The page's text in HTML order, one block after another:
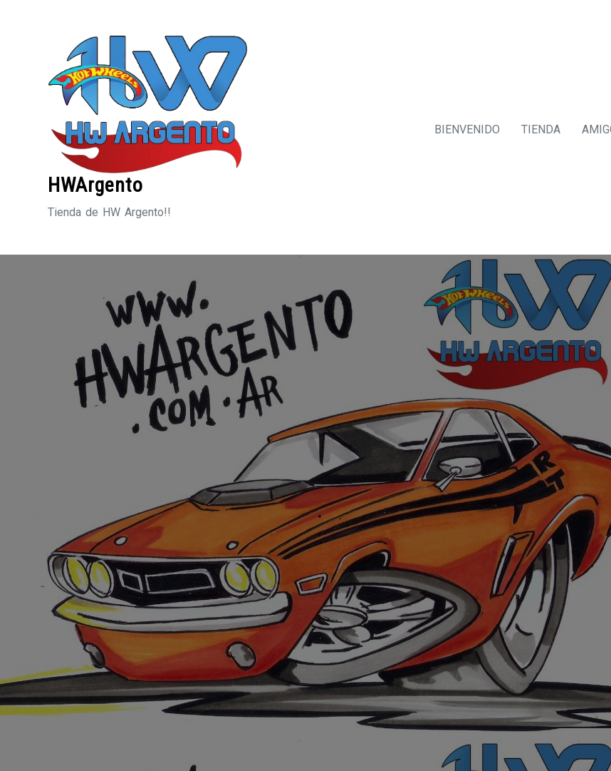
HWArgento
Tienda de HW Argento!!
BIENVENIDO TIENDA